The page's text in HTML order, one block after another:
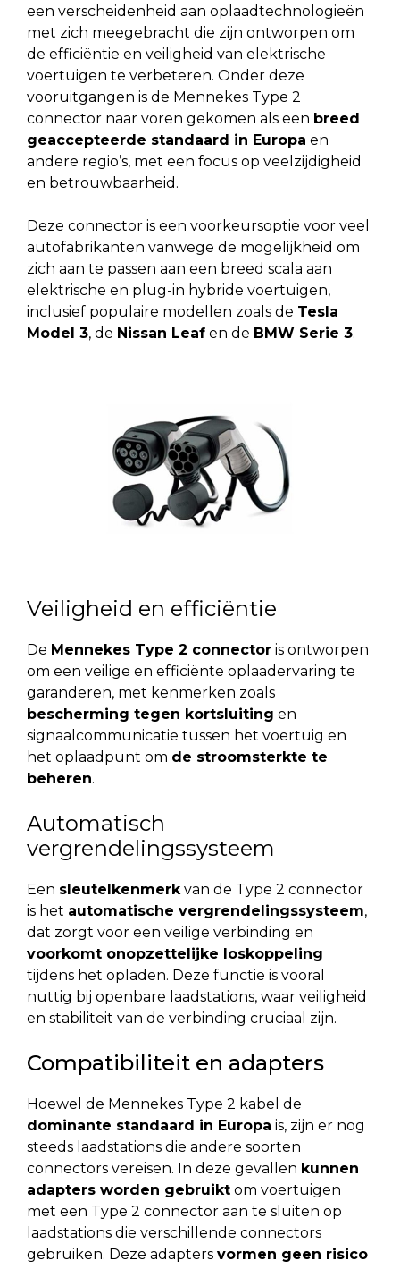
een verscheidenheid aan oplaadtechnologieën
met zich meegebracht die zijn ontworpen om
de efficiëntie en veiligheid van elektrische
voertuigen te verbeteren. Onder deze
vooruitgangen is de Mennekes Type 2
connector naar voren gekomen als een breed
geaccepteerde standaard in Europa en
andere regio’s, met een focus op veelzijdigheid
en betrouwbaarheid.
Deze connector is een voorkeursoptie voor veel
autofabrikanten vanwege de mogelijkheid om
zich aan te passen aan een breed scala aan
elektrische en plug-in hybride voertuigen,
inclusief populaire modellen zoals de Tesla
Model 3, de Nissan Leaf en de BMW Serie 3.
Veiligheid en efficiëntie
De Mennekes Type 2 connector is ontworpen
om een veilige en efficiënte oplaadervaring te
garanderen, met kenmerken zoals
bescherming tegen kortsluiting en
signaalcommunicatie tussen het voertuig en
het oplaadpunt om de stroomsterkte te
beheren.
Automatisch
vergrendelingssysteem
Een sleutelkenmerk van de Type 2 connector
is het automatische vergrendelingssysteem,
dat zorgt voor een veilige verbinding en
voorkomt onopzettelijke loskoppeling
tijdens het opladen. Deze functie is vooral
nuttig bij openbare laadstations, waar veiligheid
en stabiliteit van de verbinding cruciaal zijn.
Compatibiliteit en adapters
Hoewel de Mennekes Type 2 kabel de
dominante standaard in Europa is, zijn er nog
steeds laadstations die andere soorten
connectors vereisen. In deze gevallen kunnen
adapters worden gebruikt om voertuigen
met een Type 2 connector aan te sluiten op
laadstations die verschillende connectors
gebruiken. Deze adapters vormen geen risico